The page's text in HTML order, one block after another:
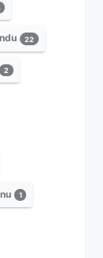
22
2
1